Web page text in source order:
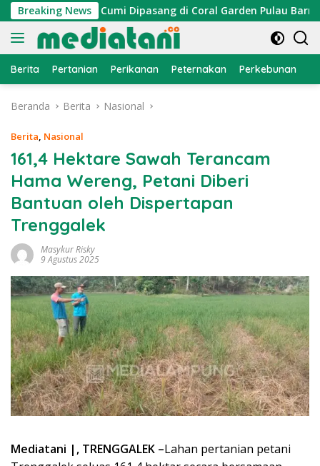
Langsung
ke
konten
Breaking News
Atraktor Cumi Dipasang di Coral Garden Pulau Barrang
Berita Pertanian Perikanan Peternakan Perkebunan
Beranda Berita Nasional
Berita, Nasional
161,4 Hektare Sawah Terancam
Hama Wereng, Petani Diberi
Bantuan oleh Dispertapan
Trenggalek
Masykur Risky
9 Agustus 2025
Mediatani |, TRENGGALEK –Lahan pertanian petani